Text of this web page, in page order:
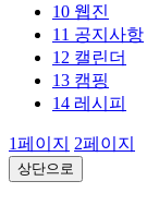
10 웹진
11 공지사항
12 캘린더
13 캠핑
14 레시피
1페이지 2페이지
상단으로